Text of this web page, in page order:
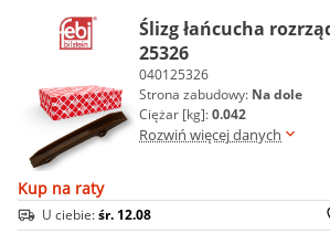
Ślizg łańcucha
25326
040125326
Strona zabudowy: Na dole
Ciężar [kg]:0.042
Rozwiń więcej danych
Kup na raty
U ciebie:śr. 12.08